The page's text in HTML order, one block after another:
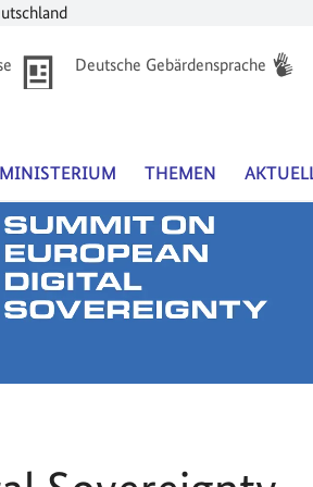
Deutsche Gebärdensprache
THEMEN